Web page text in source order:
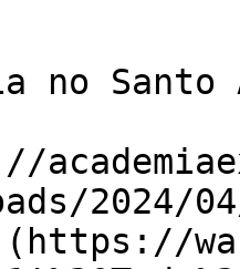
no
2024/